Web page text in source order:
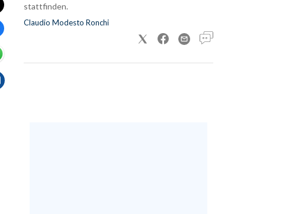
stattfinden.
Claudio Modesto Ronchi